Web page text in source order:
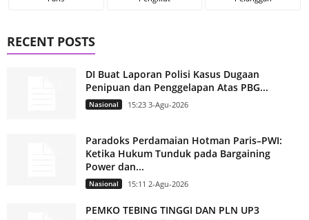
RECENT POSTS
DI Buat Laporan Polisi Kasus Dugaan
Penipuan dan Penggelapan Atas PBG...
Nasional 15:23 3-Agu-2026
Paradoks Perdamaian Hotman Paris–PWI:
Ketika Hukum Tunduk pada Bargaining
Power dan...
Nasional 15:11 2-Agu-2026
PEMKO TEBING TINGGI DAN PLN UP3